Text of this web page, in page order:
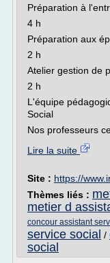
Préparation à
4 h
Préparation aux
2 h
Atelier gestion de
2 h
L'équipe
Social
Nos professeurs
Lire la suite
Site : https://
Thèmes liés :
metier d
concour assistant
service social /
social